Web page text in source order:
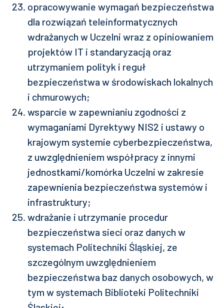
opracowywanie wymagań bezpieczeństwa
dla rozwiązań teleinformatycznych
wdrażanych w Uczelni wraz z opiniowaniem
projektów IT i standaryzacją oraz
utrzymaniem polityk i reguł
bezpieczeństwa w środowiskach lokalnych
i chmurowych;
wsparcie w zapewnianiu zgodności z
wymaganiami Dyrektywy NIS2 i ustawy o
krajowym systemie cyberbezpieczeństwa,
z uwzględnieniem współpracy z innymi
jednostkami/komórka Uczelni w zakresie
zapewnienia bezpieczeństwa systemów i
infrastruktury;
wdrażanie i utrzymanie procedur
bezpieczeństwa sieci oraz danych w
systemach Politechniki Śląskiej, ze
szczególnym uwzględnieniem
bezpieczeństwa baz danych osobowych, w
tym w systemach Biblioteki Politechniki